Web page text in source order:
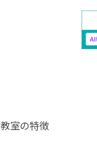
教室の特徴